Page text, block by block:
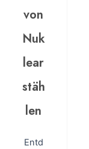
von
Nuk
lear
stäh
len
Entd